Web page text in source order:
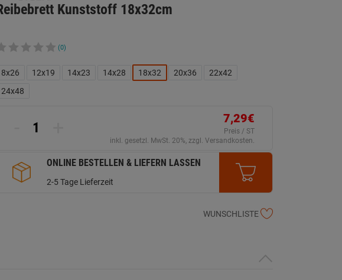
Kunststoff 18x32cm
(0)
8x26 12x19 14x23 14x28 18x32 20x36
22x42
24x48
7,29€
Preis / ST
inkl. gesetzl. MwSt. 20%, zzgl. Versandkosten.
ONLINE BESTELLEN & LIEFERN LASSEN
2-5 Tage Lieferzeit
WUNSCHLISTE